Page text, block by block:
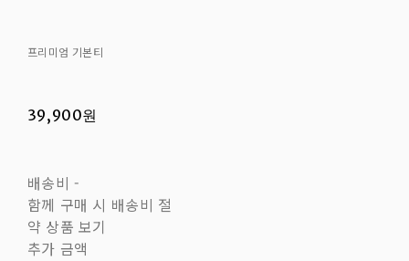
프리미엄 기본티
39,900원
배송비 -
함께 구매 시 배송비 절
약 상품 보기
추가 금액